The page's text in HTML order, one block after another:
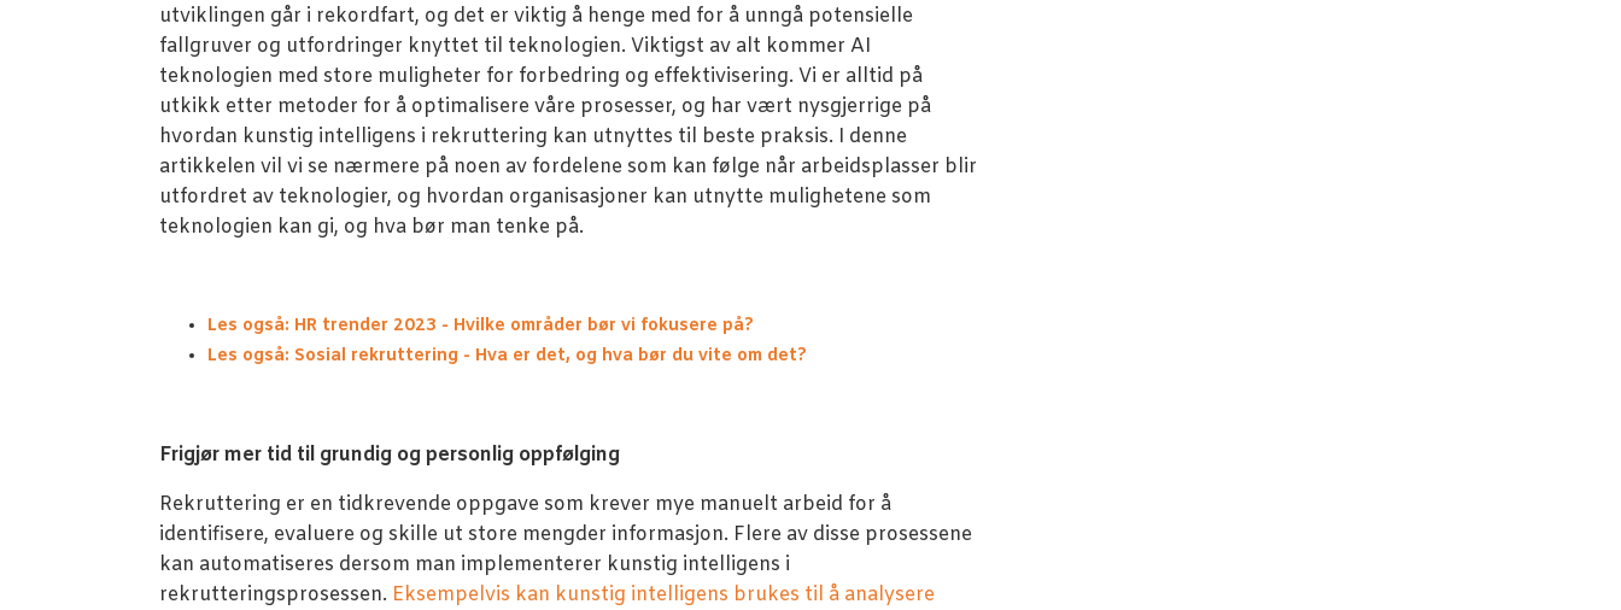
utviklingen går i rekordfart, og det er viktig å henge med for å unngå potensielle
fallgruver og utfordringer knyttet til teknologien. Viktigst av alt kommer AI
teknologien med store muligheter for forbedring og effektivisering. Vi er alltid på
utkikk etter metoder for å optimalisere våre prosesser, og har vært nysgjerrige på
hvordan kunstig intelligens i rekruttering kan utnyttes til beste praksis. I denne
artikkelen vil vi se nærmere på noen av fordelene som kan følge når arbeidsplasser blir
utfordret av teknologier, og hvordan organisasjoner kan utnytte mulighetene som
teknologien kan gi, og hva bør man tenke på.
Les også: HR trender 2023 - Hvilke områder bør vi fokusere på?
Les også: Sosial rekruttering - Hva er det, og hva bør du vite om det?
Frigjør mer tid til grundig og personlig oppfølging
Rekruttering er en tidkrevende oppgave som krever mye manuelt arbeid for å
identifisere, evaluere og skille ut store mengder informasjon. Flere av disse prosessene
kan automatiseres dersom man implementerer kunstig intelligens i
rekrutteringsprosessen. Eksempelvis kan kunstig intelligens brukes til å analysere